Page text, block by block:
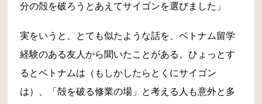
分の殻を破ろうとあえてサイゴンを選びました」
実をいうと、とても似たような話を、ベトナム留学
経験のある友人から聞いたことがある。ひょっとす
るとベトナムは（もしかしたらとくにサイゴン
は）、「殻を破る修業の場」と考える人も意外と多